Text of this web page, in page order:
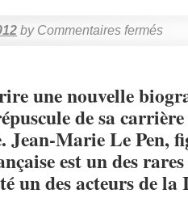
by Commentaires fermés
une nouvelle
de sa
Jean-Marie Le Pen,
est un des
un des acteurs de la